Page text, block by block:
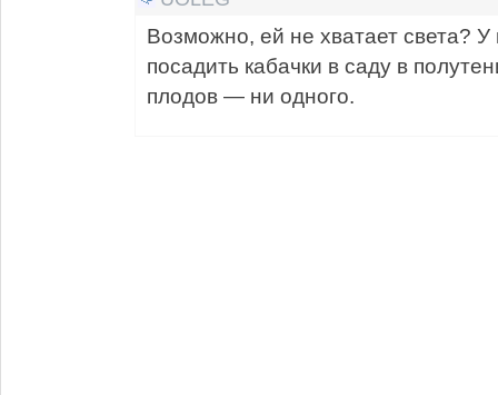
Возможно, ей не хватает света?
посадить кабачки в саду в
плодов — ни одного.